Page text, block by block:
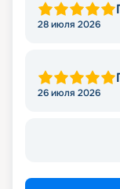
28 июля 2026
26 июля 2026